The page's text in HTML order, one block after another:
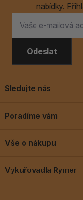
nabídky.
Odeslat
Poradíme vám
Blog
Vše o nákupu
Vykuřovadla Rymer
Sledujte nás